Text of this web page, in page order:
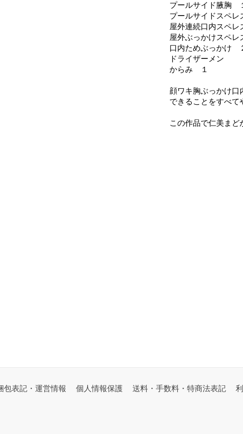
プールサイド腋胸
プールサイドスペ
屋外連続口内スペ
屋外ぶっかけスペ
口内ためぶっかけ
ドライザーメン
からみ １
顔ワキ胸ぶっかけ口
できることをすべて
この作品で仁美まど
包表記・運営情報 個人情報保護 送料・手数料・特商法表記